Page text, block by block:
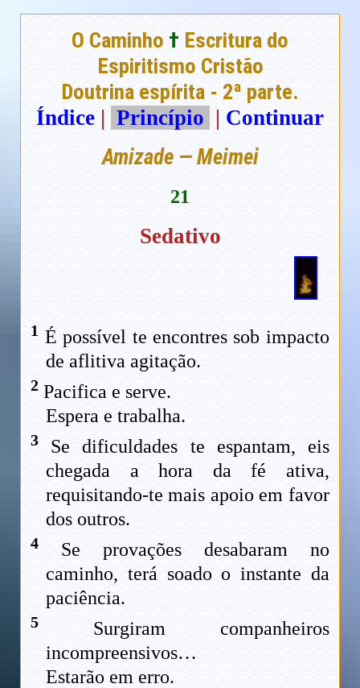
O Caminho † Escritura do
Espiritismo Cristão
Doutrina espírita - 2ª parte.
Índice | Princípio | Continuar
Amizade — Meimei
21
Sedativo
1 É possível te encontres sob impacto
de aflitiva agitação.
2 Pacifica e serve.
Espera e trabalha.
3 Se dificuldades te espantam, eis
chegada a hora da fé ativa,
requisitando-te mais apoio em favor
dos outros.
4 Se provações desabaram no
caminho, terá soado o instante da
paciência.
5 Surgiram companheiros
incompreensivos…
Estarão em erro.